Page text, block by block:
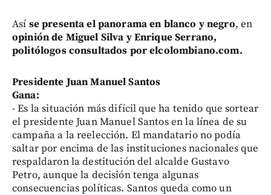
Así se presenta el panorama en blanco y negro, en
opinión de Miguel Silva y Enrique Serrano,
politólogos consultados por elcolombiano.com.
Presidente Juan Manuel Santos
Gana:
- Es la situación más difícil que ha tenido que sortear
el presidente Juan Manuel Santos en la línea de su
campaña a la reelección. El mandatario no podía
saltar por encima de las instituciones nacionales que
respaldaron la destitución del alcalde Gustavo
Petro, aunque la decisión tenga algunas
consecuencias políticas. Santos queda como un